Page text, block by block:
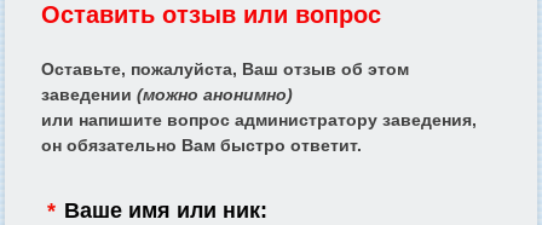
Оставить отзыв или вопрос
Оставьте, пожалуйста, Ваш отзыв об этом
заведении (можно анонимно)
или напишите вопрос администратору заведения,
он обязательно Вам быстро ответит.
* Ваше имя или ник: